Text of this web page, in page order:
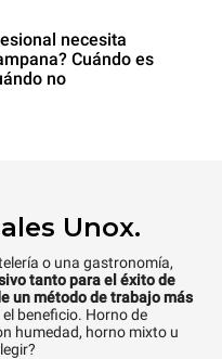
necesita
Cuándo es
no
Unox.
o una gastronomía,
tanto para el éxito de
un método de trabajo más
beneficio. Horno de
humedad, horno mixto u